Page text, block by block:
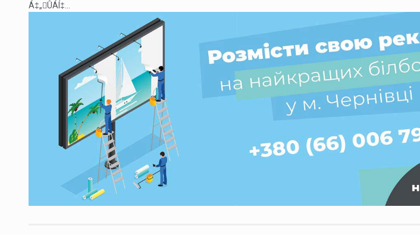
Á‡„ÛÁÍ‡...